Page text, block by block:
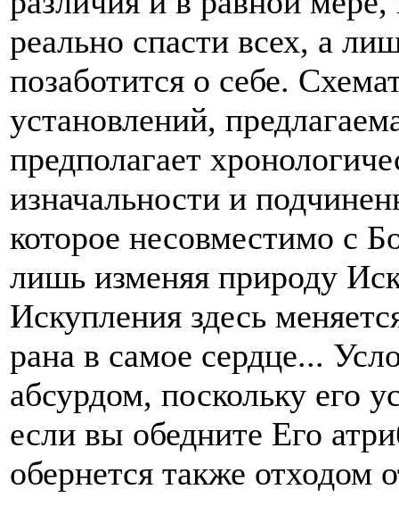
реально спасти всех, а
позаботится о себе.
установлений,
предполагает
изначальности и
которое несовместимо с
лишь изменяя природу
Искупления здесь
рана в самое сердце...
абсурдом, поскольку его
если вы обедните Его
обернется также отходом